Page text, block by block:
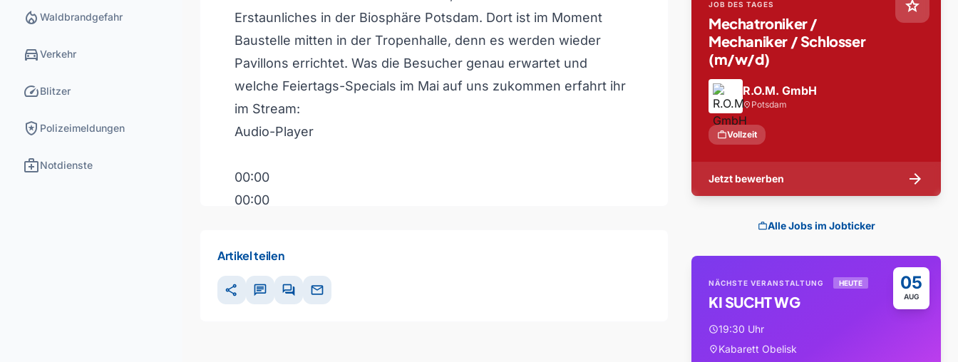
local_fire_department Waldbrandgefahr
directions_carVerkehr
speedBlitzer
local_police Polizeimeldungen
medical_servicesNotdienste
Erstaunliches in der Biosphäre Potsdam. Dort ist im Moment
Baustelle mitten in der Tropenhalle, denn es werden wieder
Pavillons errichtet. Was die Besucher genau erwartet und
welche Feiertags-Specials im Mai auf uns zukommen erfahrt ihr
im Stream:
Audio-Player
00:00
00:00
Artikel teilen
share chat forum mail
star
JOB DES TAGES
Mechatroniker /
Mechaniker / Schlosser
(m/w/d)
R.O.M. GmbH
location_on Potsdam
workVollzeit
Jetzt bewerben arrow_forward
workAlle Jobs im Jobticker
05
AUG
NÄCHSTE VERANSTALTUNG HEUTE
KI SUCHT WG
schedule19:30 Uhr
location_onKabarett Obelisk